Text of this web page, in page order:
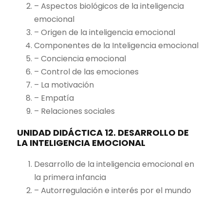
– Aspectos biológicos de la inteligencia
emocional
– Origen de la inteligencia emocional
Componentes de la Inteligencia emocional
– Conciencia emocional
– Control de las emociones
– La motivación
– Empatía
– Relaciones sociales
UNIDAD DIDÁCTICA 12. DESARROLLO DE
LA INTELIGENCIA EMOCIONAL
Desarrollo de la inteligencia emocional en
la primera infancia
– Autorregulación e interés por el mundo